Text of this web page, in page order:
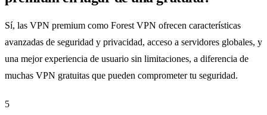
Sí, las VPN premium como Forest VPN ofrecen características
avanzadas de seguridad y privacidad, acceso a servidores globales, y
una mejor experiencia de usuario sin limitaciones, a diferencia de
muchas VPN gratuitas que pueden comprometer tu seguridad.
5